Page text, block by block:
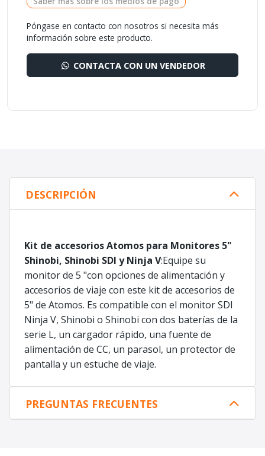
Póngase en contacto con nosotros si necesita más
información sobre este producto.
CONTACTA CON UN VENDEDOR
DESCRIPCIÓN
Kit de accesorios Atomos para Monitores 5"
Shinobi, Shinobi SDI y Ninja V:Equipe su
monitor de 5 "con opciones de alimentación y
accesorios de viaje con este kit de accesorios de
5" de Atomos. Es compatible con el monitor SDI
Ninja V, Shinobi o Shinobi con dos baterías de la
serie L, un cargador rápido, una fuente de
alimentación de CC, un parasol, un protector de
pantalla y un estuche de viaje.
PREGUNTAS FRECUENTES